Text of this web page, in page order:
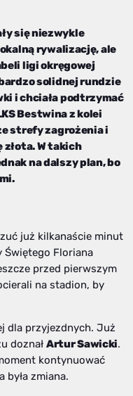
się niezwykle
rywalizację, ale
ligi okręgowej
solidnej rundzie
i chciała podtrzymać
Bestwina z kolei
strefy zagrożenia i
złota. W takich
na dalszy plan, bo
już kilkanaście minut
Świętego Floriana
przed pierwszym
na stadion, by
dla przyjezdnych. Już
doznał Artur Sawicki.
kontynuować
była zmiana.